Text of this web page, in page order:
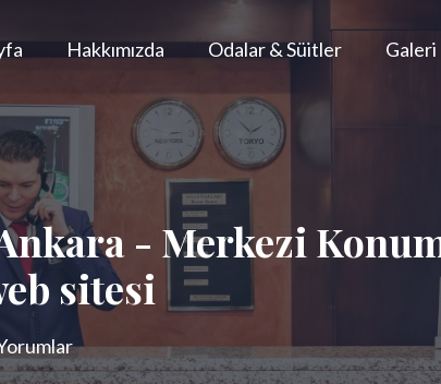
Hakkımızda Odalar & Süitler Galeri
- Merkezi
sitesi